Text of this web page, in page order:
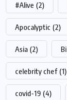
#Alive (2)
Apocalyptic (2)
Asia (2) Bi
celebrity chef (1)
covid-19 (4)